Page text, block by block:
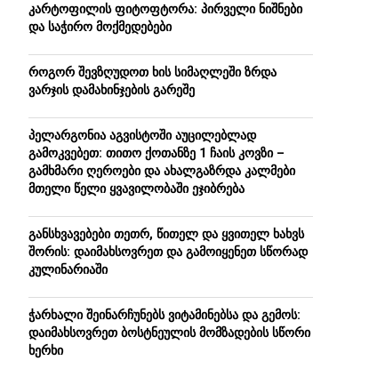
კარტოფილის ფიტოფტორა: პირველი ნიშნები
და საჭირო მოქმედებები
როგორ შევზღუდოთ ხის სიმაღლეში ზრდა
ვარჯის დამახინჯების გარეშე
პელარგონია აგვისტოში აუცილებლად
გამოკვებეთ: თითო ქოთანზე 1 ჩაის კოვზი –
გამხმარი ღეროები და ახალგაზრდა კალმები
მთელი წელი ყვავილობაში ეჯიბრება
განსხვავებები თეთრ, წითელ და ყვითელ ხახვს
შორის: დაიმახსოვრეთ და გამოიყენეთ სწორად
კულინარიაში
ჭარხალი შეინარჩუნებს ვიტამინებსა და გემოს:
დაიმახსოვრეთ ბოსტნეულის მომზადების სწორი
ხერხი